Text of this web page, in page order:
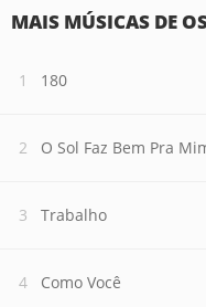
MAIS MÚSICAS DE
180
O Sol Faz Bem Pra
Trabalho
Como Você